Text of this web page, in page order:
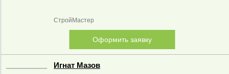
СтройМастер
Оформить заявку
Игнат Мазов